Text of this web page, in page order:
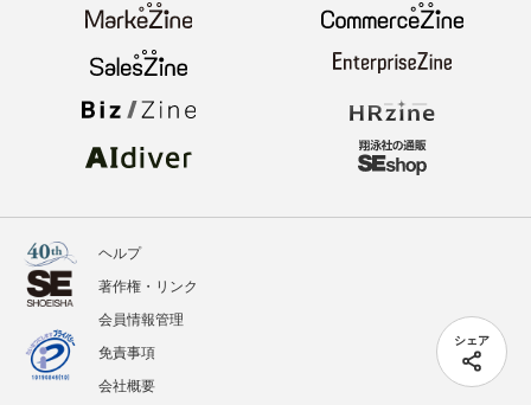
シェア
ヘルプ
著作権・リンク
会員情報管理
免責事項
会社概要